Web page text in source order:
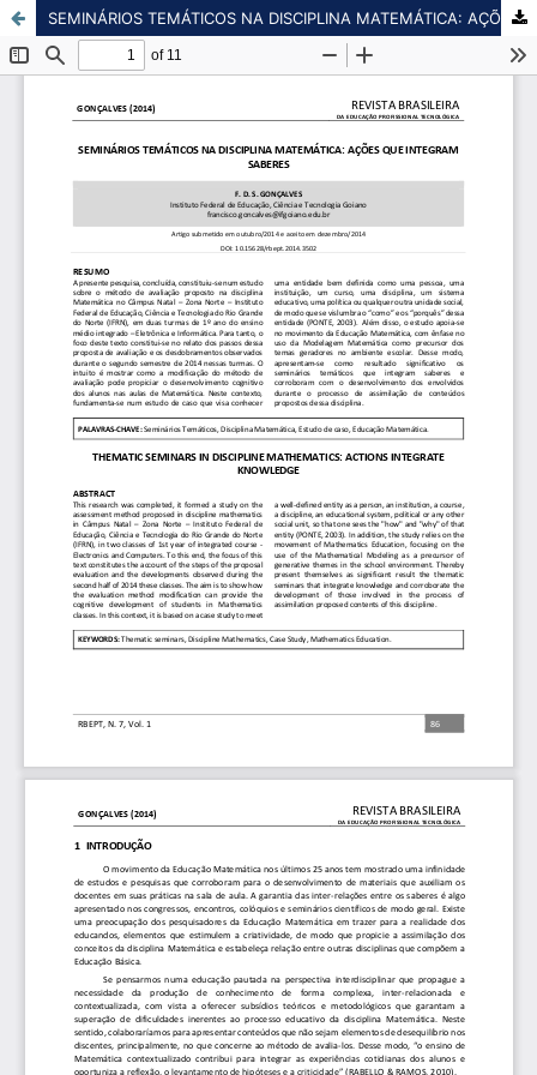
SEMINÁRIOS TEMÁTICOS NA DISCIPLINA MATEMÁTICA: AÇÕES QUE INTEGRAM SABERES